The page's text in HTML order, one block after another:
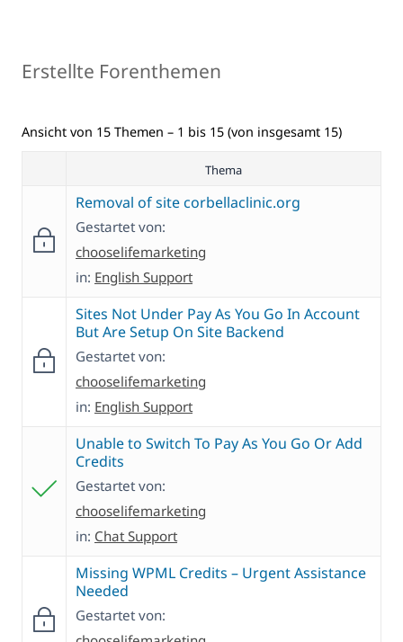
Erstellte Forenthemen
Ansicht von 15 Themen – 1 bis 15 (von insgesamt 15)
Thema
Removal of site corbellaclinic.org
Gestartet von:
chooselifemarketing
in: English Support
Sites Not Under Pay As You Go In Account
But Are Setup On Site Backend
Gestartet von:
chooselifemarketing
in: English Support
Unable to Switch To Pay As You Go Or Add
Credits
Gestartet von:
chooselifemarketing
in: Chat Support
Missing WPML Credits – Urgent Assistance
Needed
Gestartet von: